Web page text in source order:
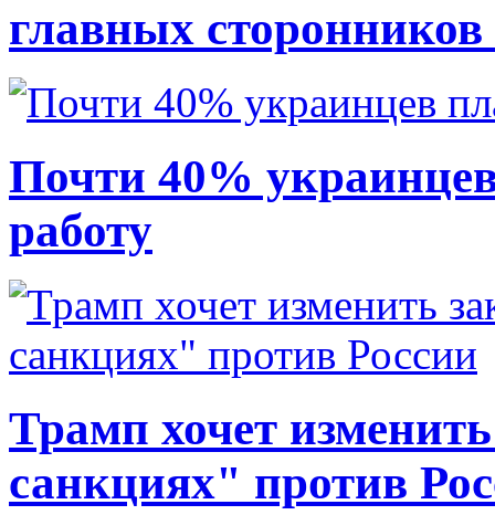
главных
Почти 40%
работу
Трамп хочет
санкциях" против